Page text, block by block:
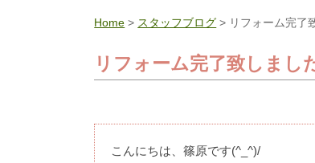
Home > スタッフブログ > リフォーム完了
リフォーム完了致しまし
こんにちは、篠原です(^_^)/